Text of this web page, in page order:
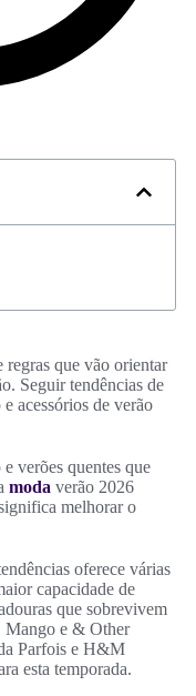
regras que vão orientar
Seguir tendências de
acessórios de verão
verões quentes que
moda verão 2026
melhorar o
oferece várias
capacidade de
que sobrevivem
Mango e & Other
Parfois e H&M
esta temporada.